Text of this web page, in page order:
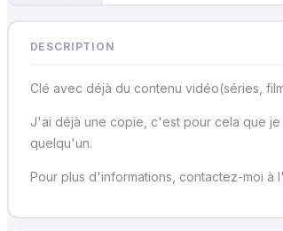
DESCRIPTION
Clé avec déjà du contenu vidéo(séries,
J'ai déjà une copie, c'est pour cela que
quelqu'un.
Pour plus d'informations, contactez-moi à